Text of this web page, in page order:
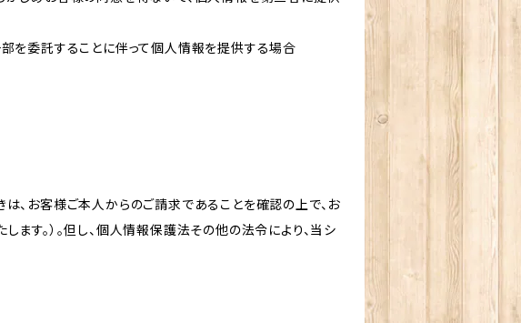
を委託することに伴って個人情報を提供する場合
、お客様ご本人からのご請求であることを確認の上で、お
す。）。但し、個人情報保護法その他の法令により、当シ